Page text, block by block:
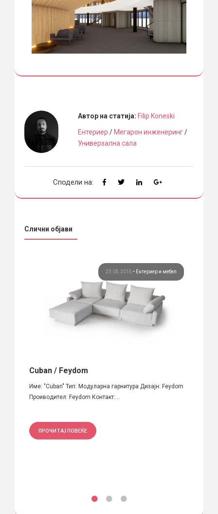
Автор на статија: Filip Koneski
Ентериер / Мегарон инженеринг/
Универзална сала
Сподели на:
Слични објави
23.05.2015 • Ентериер и мебел
Cuban / Feydom
Име: "Cuban" Тип: Модуларна гарнитура Дизајн: Feydom
Проиводител: Feydom Контакт:...
ПРОЧИТАЈ ПОВЕЌЕ